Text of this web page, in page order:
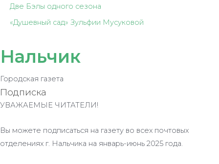
Две Бэлы одного сезона
«Душевный сад» Зульфии Мусуковой
Нальчик
Городская газета
Подписка
УВАЖАЕМЫЕ ЧИТАТЕЛИ!
Вы можете подписаться на газету во всех почтовых
отделениях г. Нальчика на январь-июнь 2025 года.